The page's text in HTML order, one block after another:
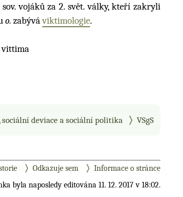
vojáků za 2. svět. války, kteří zakryli
o. zabýváviktimologie.
vittima
deviace a sociální politika VSgS
Odkazuje sem
Informace o stránce
byla naposledy editována 11. 12. 2017 v 18:02.